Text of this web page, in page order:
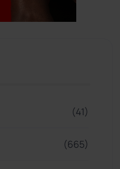
(41)
(665)